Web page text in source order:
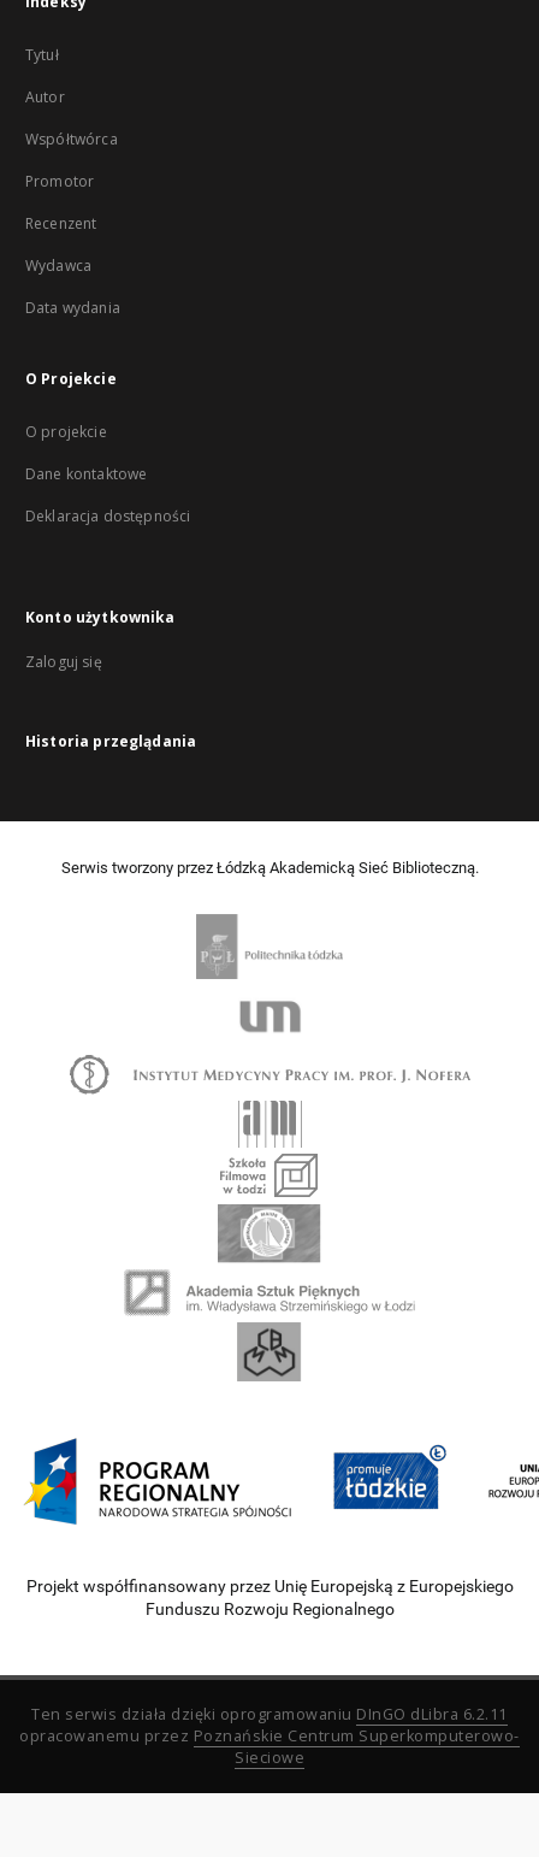
Tytuł
Autor
Współtwórca
Promotor
Recenzent
Wydawca
Data wydania
O Projekcie
O projekcie
Dane kontaktowe
Deklaracja dostępności
Konto użytkownika
Zaloguj się
Historia przeglądania
Serwis tworzony przez Łódzką Akademicką Sieć Biblioteczną.
Projekt współfinansowany przez Unię Europejską z Europejskiego
Funduszu Rozwoju Regionalnego
Ten serwis działa dzięki oprogramowaniu DInGO dLibra 6.2.11
opracowanemu przez Poznańskie Centrum Superkomputerowo-
Sieciowe